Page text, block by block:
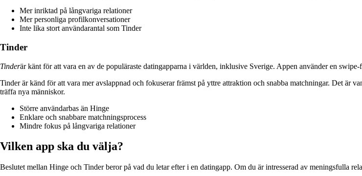
Mer inriktad på långvariga relationer
Mer personliga profilkonversationer
Inte lika stort användarantal som Tinder
Tinder
Tinderär känt för att vara en av de populäraste datingapparna i världen, inklusive Sverige. Appen använder en
Tinder är känd för att vara mer avslappnad och fokuserar främst på yttre attraktion och snabba matchningar. Det är
träffa nya människor.
Större användarbas än Hinge
Enklare och snabbare matchningsprocess
Mindre fokus på långvariga relationer
Vilken app ska du välja?
Beslutet mellan Hinge och Tinder beror på vad du letar efter i en datingapp. Om du är intresserad av meningsfulla